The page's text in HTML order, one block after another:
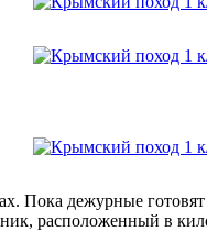
Пока дежурные
расположенный в